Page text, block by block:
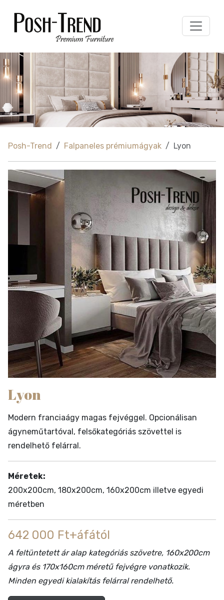
Posh-Trend Falpaneles prémiumágyak Lyon
Lyon
Modern franciaágy magas fejvéggel. Opcionálisan
ágyneműtartóval, felsőkategóriás szövettel is
rendelhető felárral.
Méretek:
200x200cm, 180x200cm, 160x200cm illetve egyedi
méretben
642 000 Ft+áfától
A feltüntetett ár alap kategóriás szövetre, 160x200cm
ágyra és 170x160cm méretű fejvégre vonatkozik.
Minden egyedi kialakítás felárral rendelhető.